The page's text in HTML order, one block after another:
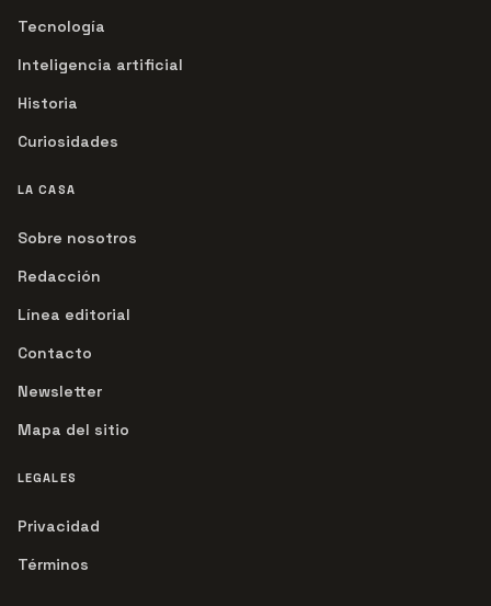
Tecnología
Inteligencia artificial
Historia
Curiosidades
LA CASA
Sobre nosotros
Redacción
Línea editorial
Contacto
Newsletter
Mapa del sitio
LEGALES
Privacidad
Términos